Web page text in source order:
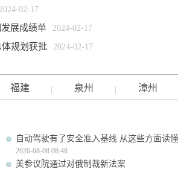
02-17
展成绩单 2024-02-17
规划获批 2024-02-17
福建 泉州 漳州
自动驾驶有了安全准入基线 从这些方面读
2026-08-08 08:48
美参议院通过对俄制裁新法案